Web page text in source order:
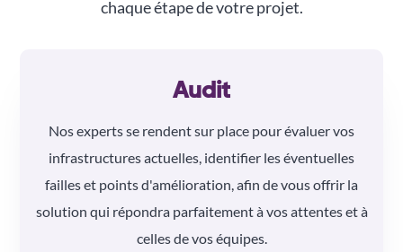
chaque étape de votre projet.
Audit
Nos experts se rendent sur place pour évaluer vos
infrastructures actuelles, identifier les éventuelles
failles et points d'amélioration, afin de vous offrir la
solution qui répondra parfaitement à vos attentes et à
celles de vos équipes.